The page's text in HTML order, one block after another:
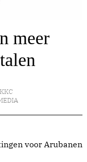
meer
voor Arubanen